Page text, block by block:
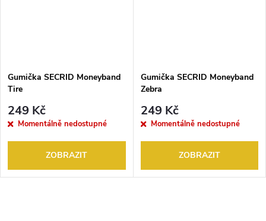
Gumička SECRID Moneyband
Tire
249 Kč
Momentálně nedostupné
ZOBRAZIT
Gumička SECRID Moneyband
Zebra
249 Kč
Momentálně nedostupné
ZOBRAZIT